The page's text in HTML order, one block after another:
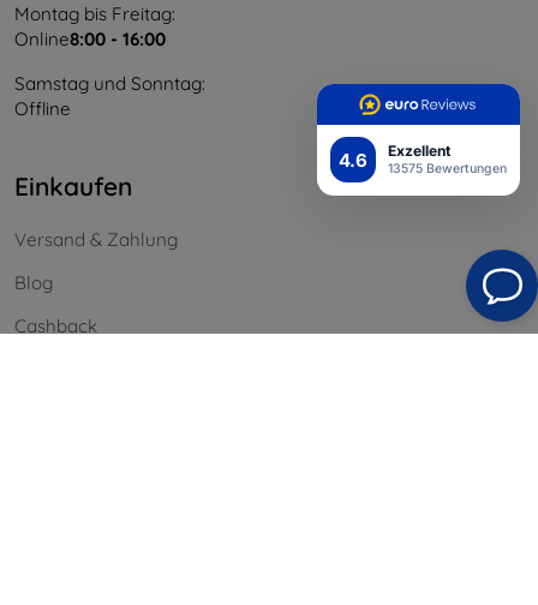
4.6 Exzellent
13575 Bewertungen
Montag bis Freitag:
Online8:00 - 16:00
Samstag und Sonntag:
Offline
Einkaufen
Versand & Zahlung
Blog
Cashback